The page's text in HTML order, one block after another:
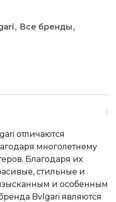
, Все бренды ,
отличаются
многолетнему
Благодаря их
стильные и
и особенным
Bvlgari являются